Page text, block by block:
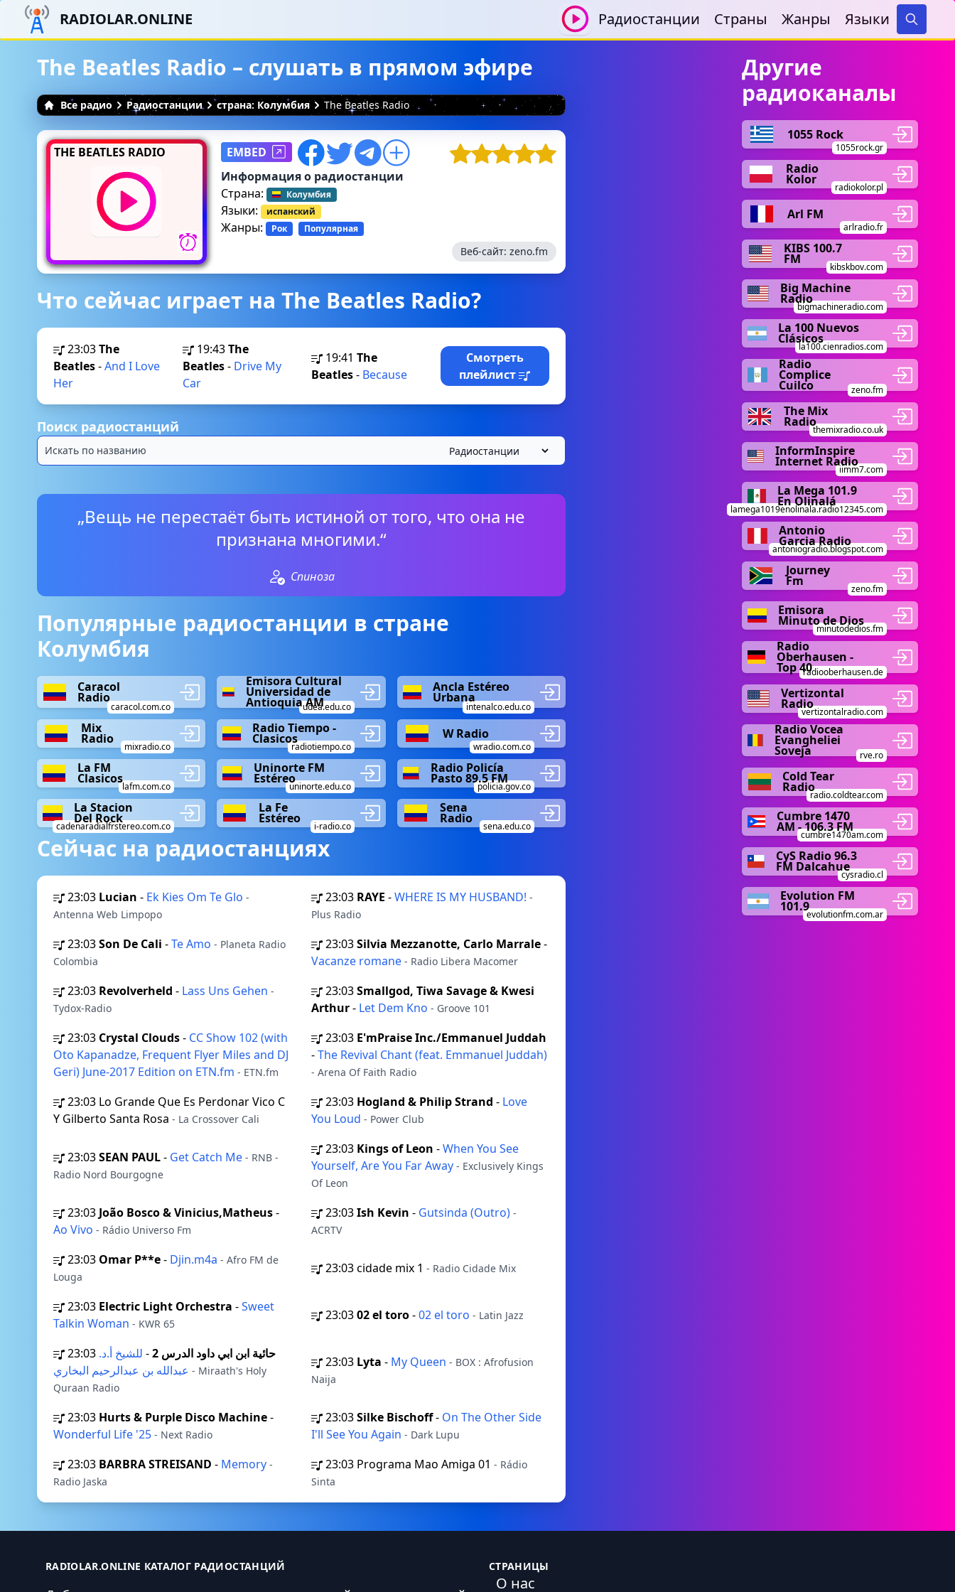
RADIOLAR.ONLINE Радиостанции Страны Жанры Языки
Search
The Beatles Radio – слушать в прямом эфире
Все радио Радиостанции страна: Колумбия The Beatles Radio
THE BEATLES RADIO
EMBED
Информация о радиостанции
Страна:
Колумбия
Языки: испанский
Жанры: Рок Популярная
Веб-сайт: zeno.fm
Что сейчас играет на The Beatles Radio?
23:03The
Beatles-And I Love
Her
19:43 The
Beatles- Drive My
Car
19:41 The
Beatles- Because
Смотреть
плейлист
Поиск радиостанций
„Вещь не перестаёт быть истиной от того, что она не
признана многими.“
Спиноза
Популярные радиостанции в стране
Колумбия
Caracol
Radio
caracol.com.co
Emisora Cultural
Universidad de
Antioquia AMudea.edu.co
Ancla Estéreo
Urbana
intenalco.edu.co
Mix
Radio
mixradio.co
Radio Tiempo -
Clasicos
radiotiempo.co
W Radio
wradio.com.co
La FM
Clasicos
lafm.com.co
Uninorte FM
Estéreo
uninorte.edu.co
Radio Policía
Pasto 89.5 FM
policia.gov.co
La Stacion
Del Rock
cadenaradialfrstereo.com.co
La Fe
Estéreo
i-radio.co
Sena
Radio
sena.edu.co
Сейчас на радиостанциях
23:03 Lucian - Ek Kies Om Te Glo -
Antenna Web Limpopo
23:03 RAYE -WHERE IS MY HUSBAND! -
Plus Radio
23:03Son De Cali -Te Amo - Planeta Radio
Colombia
23:03Silvia Mezzanotte, Carlo Marrale-
Vacanze romane - Radio Libera Macomer
23:03 Revolverheld - Lass Uns Gehen -
Tydox-Radio
23:03Smallgod, Tiwa Savage & Kwesi
Arthur- Let Dem Kno - Groove 101
23:03 Crystal Clouds- CC Show 102 (with
Oto Kapanadze, Frequent Flyer Miles and DJ
Geri) June-2017 Edition on ETN.fm - ETN.fm
23:03 E'mPraise Inc./Emmanuel Juddah
-The Revival Chant (feat. Emmanuel Juddah)
- Arena Of Faith Radio
23:03 Lo Grande Que Es Perdonar Vico C
Y Gilberto Santa Rosa - La Crossover Cali
23:03 Hogland & Philip Strand - Love
You Loud - Power Club
23:03SEAN PAUL- Get Catch Me - RNB -
Radio Nord Bourgogne
23:03 Kings of Leon -When You See
Yourself, Are You Far Away - Exclusively Kings
Of Leon
23:03 João Bosco & Vinicius,Matheus-
Ao Vivo - Rádio Universo Fm
23:03Ish Kevin - Gutsinda (Outro) -
ACRTV
23:03 Omar P**e- Djin.m4a - Afro FM de
Louga
23:03cidade mix 1 - Radio Cidade Mix
23:03 Electric Light Orchestra -Sweet
Talkin Woman - KWR 65
23:0302 el toro-02 el toro - Latin Jazz
23:03 حائية ابن ابي داود الدرس 2 - للشيخ أ.د.
- Miraath's Holy
Quraan Radio
23:03 Lyta - My Queen - BOX : Afrofusion
Naija
23:03 Hurts & Purple Disco Machine-
Wonderful Life '25 - Next Radio
23:03Silke Bischoff- On The Other Side
I'll See You Again - Dark Lupu
23:03 BARBRA STREISAND - Memory -
Radio Jaska
23:03 Programa Mao Amiga 01 - Rádio
Sinta
Другие
радиоканалы
1055 Rock
1055rock.gr
Radio
Kolor
radiokolor.pl
Arl FM
arlradio.fr
KIBS 100.7
FM
kibskbov.com
Big Machine
Radio
bigmachineradio.com
La 100 Nuevos
Clásicos
la100.cienradios.com
Radio
Complice
Cuilco zeno.fm
The Mix
Radio
themixradio.co.uk
InformInspire
Internet Radio
iimm7.com
La Mega 101.9
En Olinalá
lamega1019enolinala.radio12345.com
Antonio
Garcia Radio
antoniogradio.blogspot.com
Journey
Fm
zeno.fm
Emisora
Minuto de Dios
minutodedios.fm
Radio
Oberhausen -
Top 40radiooberhausen.de
Vertizontal
Radio
vertizontalradio.com
Radio Vocea
Evangheliei
Soveja rve.ro
Cold Tear
Radio
radio.coldtear.com
Cumbre 1470
AM - 106.3 FM
cumbre1470am.com
CyS Radio 96.3
FM Dalcahue
cysradio.cl
Evolution FM
101.9
evolutionfm.com.ar
RADIOLAR.ONLINE КАТАЛОГ РАДИОСТАНЦИЙ СТРАНИЦЫ
О нас